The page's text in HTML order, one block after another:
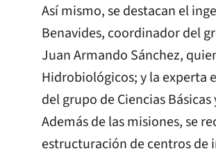
Así mismo, se destacan el
Benavides, coordinador del
Juan Armando Sánchez,
Hidrobiológicos; y la experta
del grupo de Ciencias Básicas
Además de las misiones, se
estructuración de centros de